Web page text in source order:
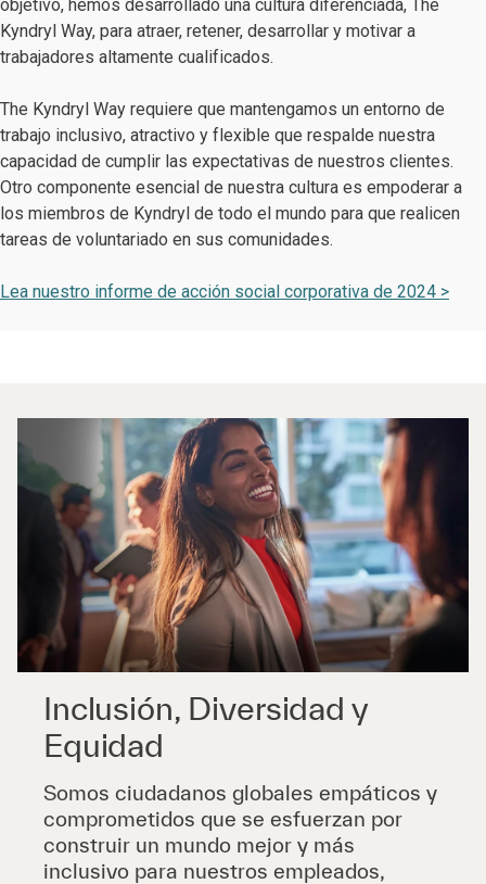
objetivo, hemos desarrollado una cultura diferenciada, The
Kyndryl Way, para atraer, retener, desarrollar y motivar a
trabajadores altamente cualificados.
The Kyndryl Way requiere que mantengamos un entorno de
trabajo inclusivo, atractivo y flexible que respalde nuestra
capacidad de cumplir las expectativas de nuestros clientes.
Otro componente esencial de nuestra cultura es empoderar a
los miembros de Kyndryl de todo el mundo para que realicen
tareas de voluntariado en sus comunidades.
Lea nuestro informe de acción social corporativa de 2024 >
Inclusión, Diversidad y
Equidad
Somos ciudadanos globales empáticos y
comprometidos que se esfuerzan por
construir un mundo mejor y más
inclusivo para nuestros empleados,